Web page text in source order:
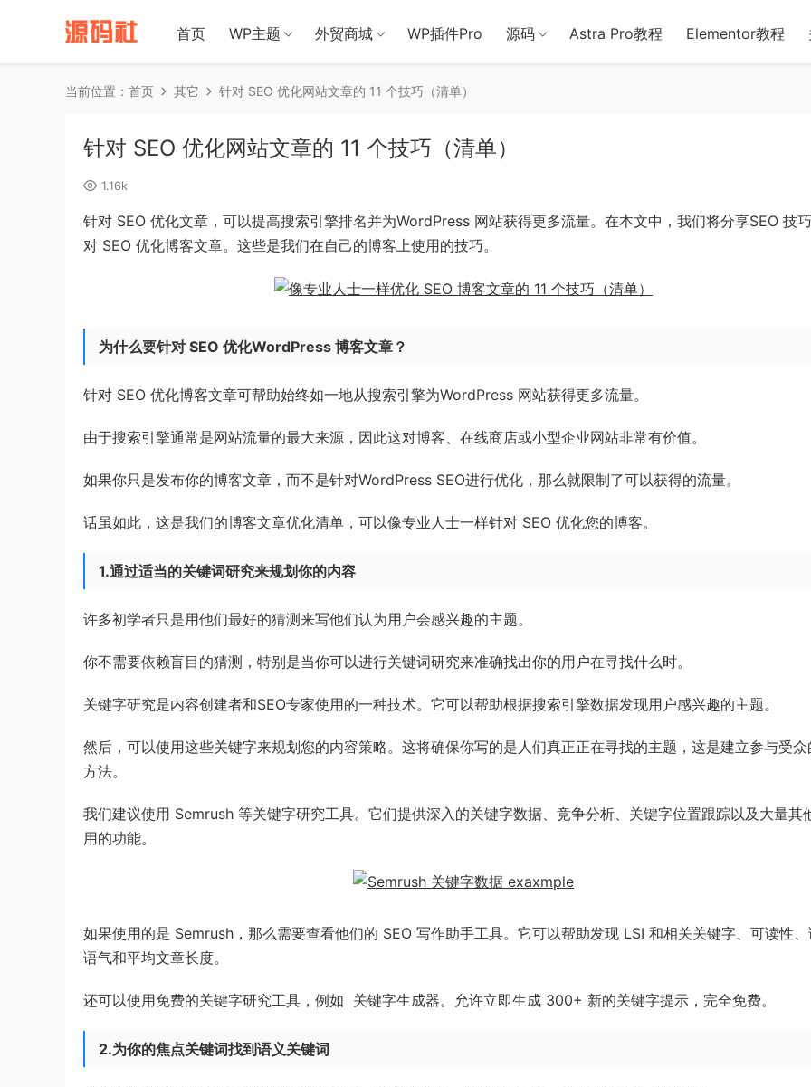
首页 WP主题 外贸商城 WP插件Pro 源码 Astra Pro教程 Elementor教程
当前位置： 首页 其它 针对 SEO 优化网站文章的 11 个技巧（清单）
针对 SEO 优化网站文章的 11 个技巧（清单）
1.16k
针对 SEO 优化文章，可以提高搜索引擎排名并为WordPress 网站获得更多流量。在本文中，我们将分享SEO 技
对 SEO 优化博客文章。这些是我们在自己的博客上使用的技巧。
为什么要针对 SEO 优化WordPress 博客文章？
针对 SEO 优化博客文章可帮助始终如一地从搜索引擎为WordPress 网站获得更多流量。
由于搜索引擎通常是网站流量的最大来源，因此这对博客、在线商店或小型企业网站非常有价值。
如果你只是发布你的博客文章，而不是针对WordPress SEO进行优化，那么就限制了可以获得的流量。
话虽如此，这是我们的博客文章优化清单，可以像专业人士一样针对 SEO 优化您的博客。
1.通过适当的关键词研究来规划你的内容
许多初学者只是用他们最好的猜测来写他们认为用户会感兴趣的主题。
你不需要依赖盲目的猜测，特别是当你可以进行关键词研究来准确找出你的用户在寻找什么时。
关键字研究是内容创建者和SEO专家使用的一种技术。它可以帮助根据搜索引擎数据发现用户感兴趣的主题。
然后，可以使用这些关键字来规划您的内容策略。这将确保你写的是人们真正正在寻找的主题，这是建立参与受众
方法。
我们建议使用 Semrush 等关键字研究工具。它们提供深入的关键字数据、竞争分析、关键字位置跟踪以及大量其
用的功能。
如果使用的是 Semrush，那么需要查看他们的 SEO 写作助手工具。它可以帮助发现 LSI 和相关关键字、可读性
语气和平均文章长度。
还可以使用免费的关键字研究工具，例如 关键字生成器。允许立即生成 300+ 新的关键字提示，完全免费。
2.为你的焦点关键词找到语义关键词